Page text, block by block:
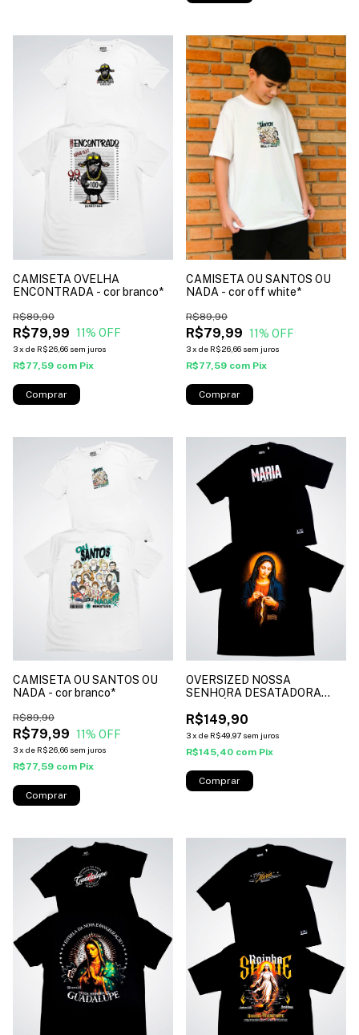
CAMISETA OVELHA
ENCONTRADA - cor branco*
R$79,99
R$89,90
11% OFF
3x de R$26,66 sem juros
R$77,59 com Pix
Comprar
CAMISETA OU SANTOS OU
NADA - cor off white*
R$79,99
R$89,90
11% OFF
3x de R$26,66 sem juros
R$77,59 com Pix
Comprar
CAMISETA OU SANTOS OU
NADA - cor branco*
R$79,99
R$89,90
11% OFF
3x de R$26,66 sem juros
R$77,59 com Pix
Comprar
OVERSIZED NOSSA
SENHORA DESATADORA
R$149,90
3x de R$49,97 sem juros
R$145,40 com Pix
Comprar